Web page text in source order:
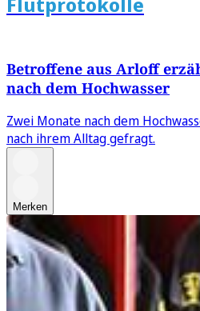
Betroffene aus Arloff
nach dem Hochwasser
Zwei Monate nach dem
nach ihrem Alltag gefragt.
Merken